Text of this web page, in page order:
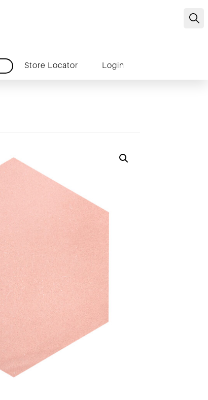
Store Locator Login